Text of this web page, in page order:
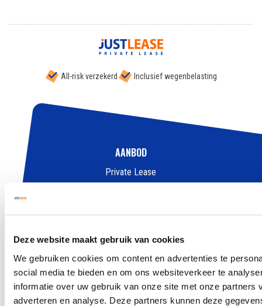
Deze website maakt gebruik van cookies
We gebruiken cookies om content en advertenties te
social media te bieden en om ons websiteverkeer te
informatie over uw gebruik van onze site met onze partners
adverteren en analyse. Deze partners kunnen deze
All-risk verzekerd Inclusief wegenbelasting
AANBOD
Private Lease
Aanbiedingen
Zakelijk Lease
ALLES OVER LEASEN